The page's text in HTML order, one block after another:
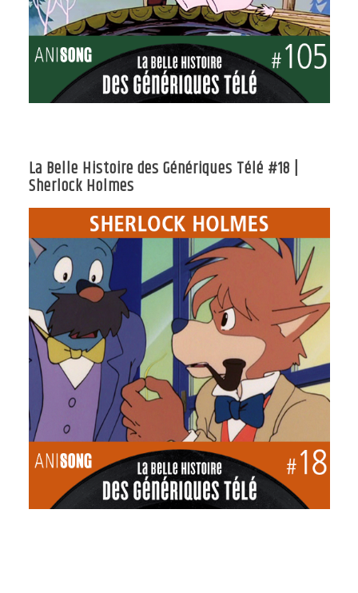
La Belle Histoire des Génériques Télé #18 |
Sherlock Holmes